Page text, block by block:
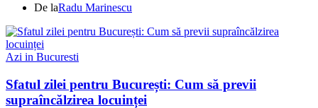
De laRadu Marinescu
Azi in Bucuresti
Sfatul zilei pentru București: Cum să previi
supraîncălzirea locuinței